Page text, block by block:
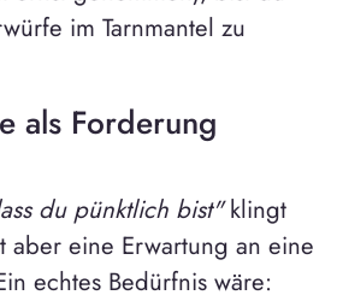
im Tarnmantel zu
als Forderung
du pünktlich bist"klingt
aber eine Erwartung an eine
echtes Bedürfnis wäre: